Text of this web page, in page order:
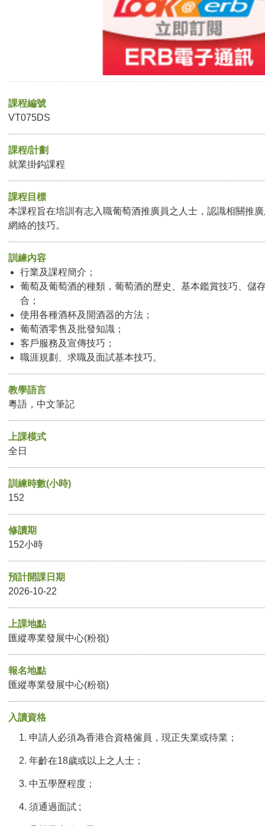
課程編號
VT075DS
課程/計劃
就業掛鈎課程
課程目標
本課程旨在培訓有志入職葡萄酒推廣員之人士，認識相關推
網絡的技巧。
訓練內容
行業及課程簡介；
葡萄及葡萄酒的種類，葡萄酒的歷史、基本鑑賞技巧、儲
合；
使用各種酒杯及開酒器的方法；
葡萄酒零售及批發知識；
客戶服務及宣傳技巧；
職涯規劃、求職及面試基本技巧。
教學語言
粵語，中文筆記
上課模式
全日
訓練時數(小時)
152
修讀期
152小時
預計開課日期
2026-10-22
上課地點
匯縱專業發展中心(粉嶺)
報名地點
匯縱專業發展中心(粉嶺)
入讀資格
申請人必須為香港合資格僱員，現正失業或待業；
年齡在18歲或以上之人士；
中五學歷程度；
須通過面試 ;